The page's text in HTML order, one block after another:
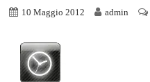
10 Maggio 2012 admin